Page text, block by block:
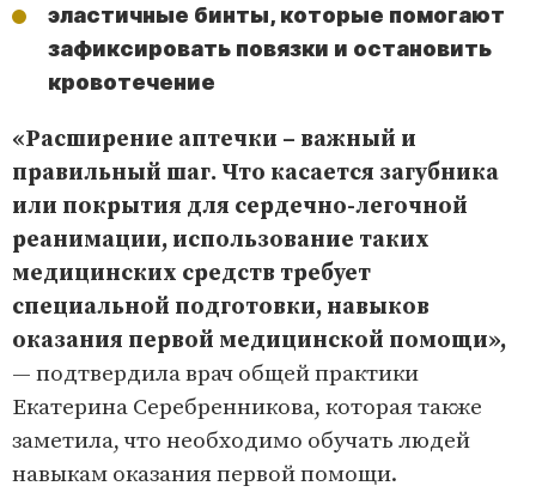
эластичные бинты, которые помогают
зафиксировать повязки и остановить
кровотечение
«Расширение аптечки – важный и
правильный шаг. Что касается загубника
или покрытия для сердечно-легочной
реанимации, использование таких
медицинских средств требует
специальной подготовки, навыков
оказания первой медицинской помощи»,
— подтвердила врач общей практики
Екатерина Серебренникова, которая также
заметила, что необходимо обучать людей
навыкам оказания первой помощи.